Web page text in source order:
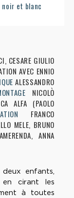
et blanc
CESARE GIULIO
AVEC ENNIO
ALESSANDRO
NICOLÒ
ALFA (PAOLO
FRANCO
MELE, BRUNO
ANNA
enfants,
en cirant les
à toutes